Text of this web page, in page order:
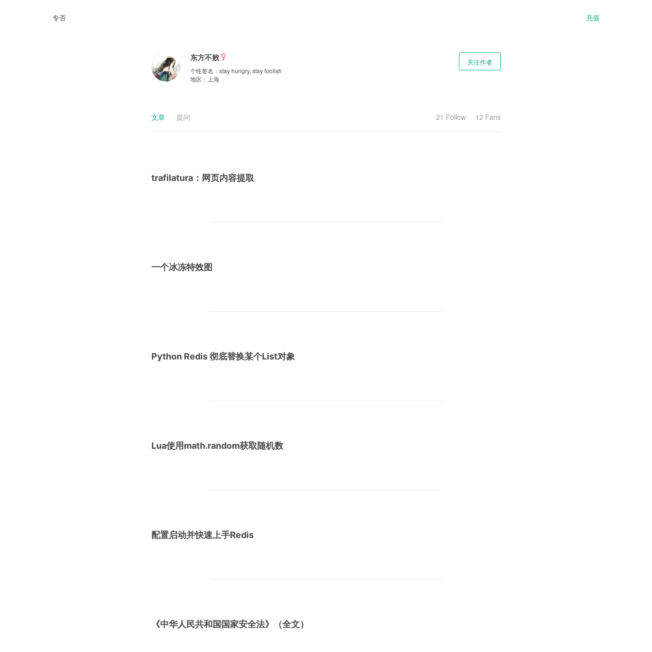
专否 充值
东方不败
个性签名：stay hungry, stay foolish
地区：上海
关注作者
文章 提问 12 Fans
21 Follow
trafilatura：网页内容提取
一个冰冻特效图
Python Redis 彻底替换某个List对象
Lua使用math.random获取随机数
配置启动并快速上手Redis
《中华人民共和国国家安全法》（全文）